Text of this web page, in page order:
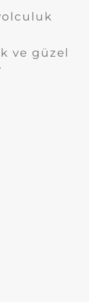
ve güzel